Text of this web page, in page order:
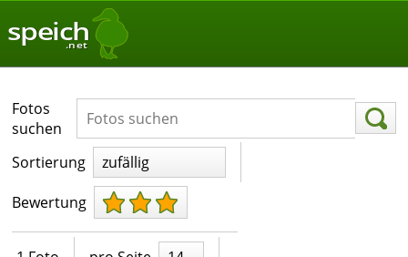
speich
.net
Fotos
suchen
Sortierung
zufällig
Bewertung